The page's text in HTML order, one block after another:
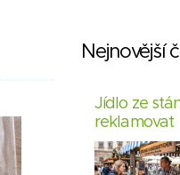
Nejnovější
Jídlo ze
reklamovat